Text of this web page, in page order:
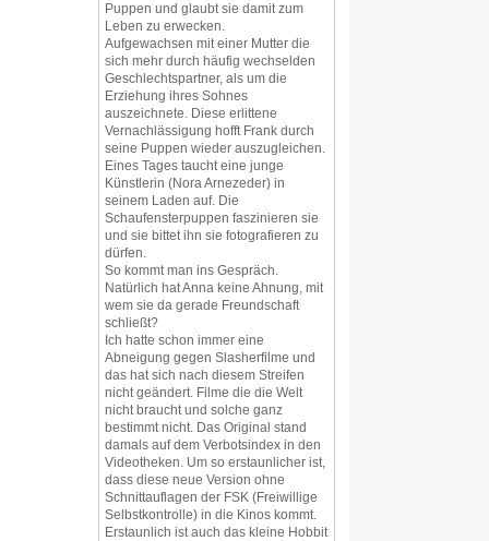
Puppen und glaubt sie damit zum
Leben zu erwecken.
Aufgewachsen mit einer Mutter die
sich mehr durch häufig wechselden
Geschlechtspartner, als um die
Erziehung ihres Sohnes
auszeichnete. Diese erlittene
Vernachlässigung hofft Frank durch
seine Puppen wieder auszugleichen.
Eines Tages taucht eine junge
Künstlerin (Nora Arnezeder) in
seinem Laden auf. Die
Schaufensterpuppen faszinieren sie
und sie bittet ihn sie fotografieren zu
dürfen.
So kommt man ins Gespräch.
Natürlich hat Anna keine Ahnung, mit
wem sie da gerade Freundschaft
schließt?
Ich hatte schon immer eine
Abneigung gegen Slasherfilme und
das hat sich nach diesem Streifen
nicht geändert. Filme die die Welt
nicht braucht und solche ganz
bestimmt nicht. Das Original stand
damals auf dem Verbotsindex in den
Videotheken. Um so erstaunlicher ist,
dass diese neue Version ohne
Schnittauflagen der FSK (Freiwillige
Selbstkontrolle) in die Kinos kommt.
Erstaunlich ist auch das kleine Hobbit